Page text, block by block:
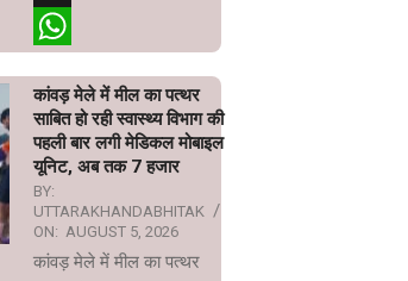
X
कांवड़ मेले में मील का पत्थर
साबित हो रही स्वास्थ्य विभाग की
पहली बार लगी मेडिकल मोबाइल
यूनिट, अब तक 7 हजार
BY:
UTTARAKHANDABHITAK
ON: AUGUST 5, 2026
कांवड़ मेले में मील का पत्थर